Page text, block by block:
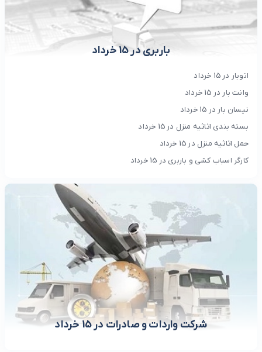
باربری در 15 خرداد
اتوبار در 15 خرداد
وانت بار در 15 خرداد
نیسان بار در 15 خرداد
بسته بندی اثاثیه منزل در 15 خرداد
حمل اثاثیه منزل در 15 خرداد
کارگر اسباب کشی و باربری در 15 خرداد
شرکت واردات و صادرات در 15 خرداد